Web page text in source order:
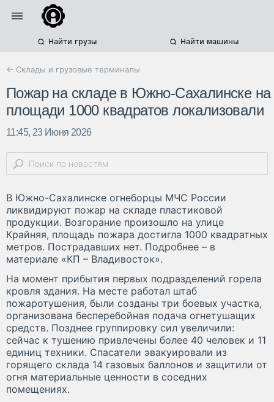
Найти грузы Найти машины
← Склады и грузовые терминалы
Пожар на складе в Южно-Сахалинске на
площади 1000 квадратов локализовали
11:45, 23 Июня 2026
В Южно-Сахалинске огнеборцы МЧС России
ликвидируют пожар на складе пластиковой
продукции. Возгорание произошло на улице
Крайняя, площадь пожара достигла 1000 квадратных
метров. Пострадавших нет. Подробнее – в
материале «КП – Владивосток».
На момент прибытия первых подразделений горела
кровля здания. На месте работал штаб
пожаротушения, были созданы три боевых участка,
организована бесперебойная подача огнетушащих
средств. Позднее группировку сил увеличили:
сейчас к тушению привлечены более 40 человек и 11
единиц техники. Спасатели эвакуировали из
горящего склада 14 газовых баллонов и защитили от
огня материальные ценности в соседних
помещениях.